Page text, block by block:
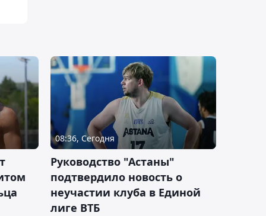
08:36, Сегодня
Руководство "Астаны"
подтвердило новость о
неучастии клуба в Единой
лиге ВТБ